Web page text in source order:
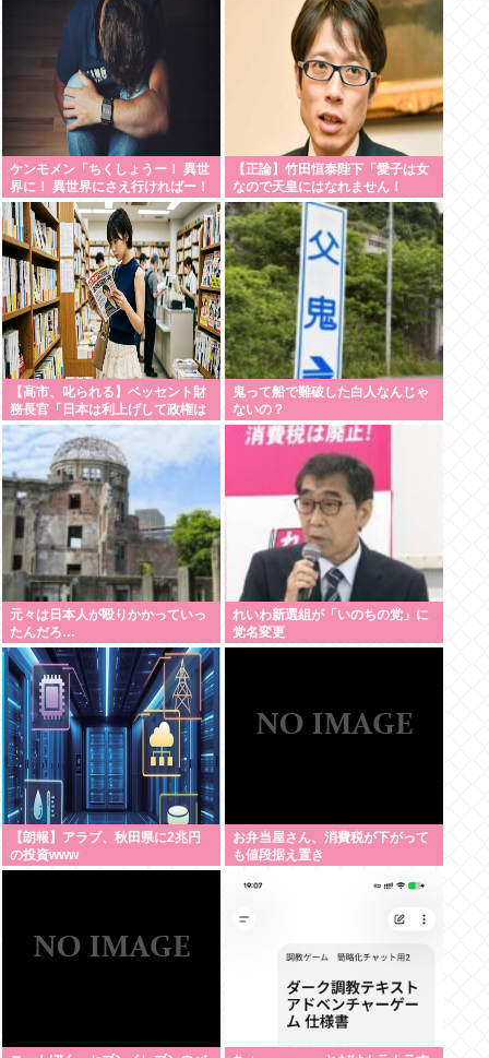
ケンモメン「ちくしょうー！ 異世
界に！ 異世界にさえ行ければー！
(;△;)」 どうなるの？
【正論】竹田恒泰陛下「愛子は女
なので天皇にはなれません！
SnowManに女の子が居たら
SnowManじゃないでしょ？」
【高市、叱られる】ベッセント財
務長官「日本は利上げして政権は
金融・財政政策をとっとと見直
せ」
鬼って船で難破した白人なんじゃ
ないの？
元々は日本人が殴りかかっていっ
たんだろ…
れいわ新選組が「いのちの党」に
党名変更
【朗報】アラブ、秋田県に2兆円
の投資www
お弁当屋さん、消費税が下がって
も値段据え置き